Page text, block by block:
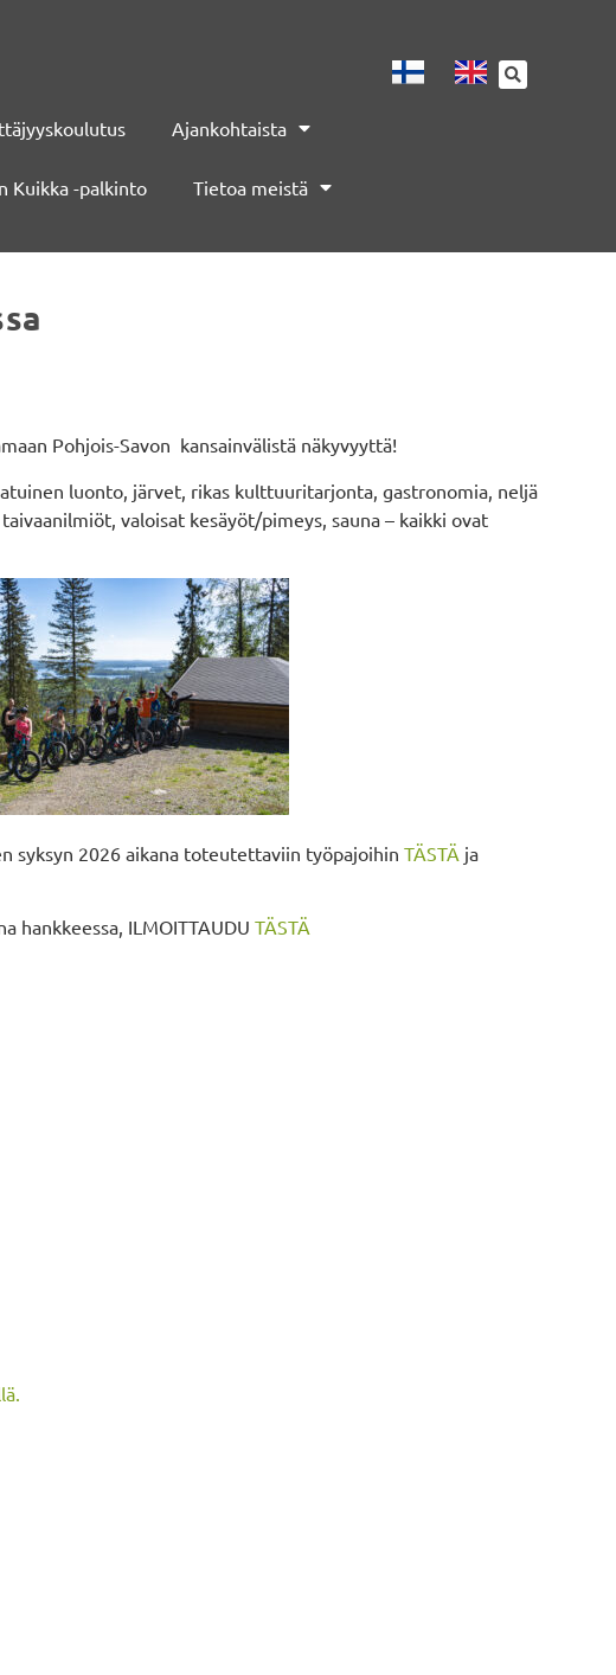
Ajankohtaista
Kuikka -palkinto Tietoa meistä
Pohjois-Savon kansainvälistä näkyvyyttä!
luonto, järvet, rikas kulttuuritarjonta, gastronomia, neljä
valoisat kesäyöt/pimeys, sauna – kaikki ovat
syksyn 2026 aikana toteutettaviin työpajoihin TÄSTÄ ja
hankkeessa, ILMOITTAUDU TÄSTÄ